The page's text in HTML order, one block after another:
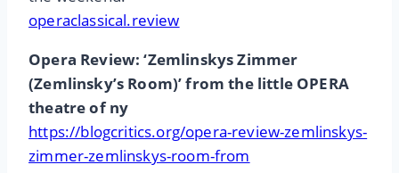
operaclassical.review
Opera Review: ‘Zemlinskys Zimmer
(Zemlinsky’s Room)’ from the little OPERA
theatre of ny
https://blogcritics.org/opera-review-zemlinskys-
zimmer-zemlinskys-room-from